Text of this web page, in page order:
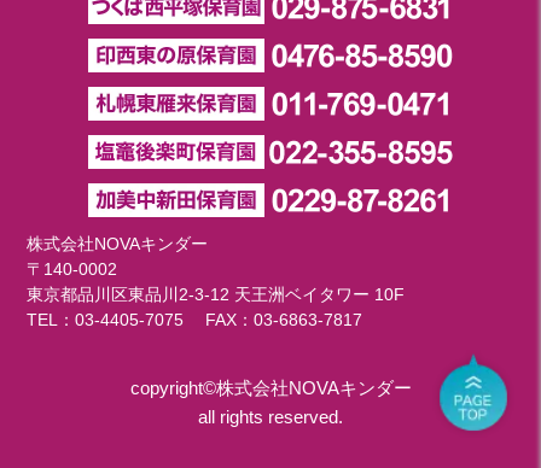
株式会社NOVAキンダー
〒140-0002
東京都品川区東品川2-3-12 天王洲ベイタワー 10F
TEL：03-4405-7075 FAX：03-6863-7817
copyright©株式会社NOVAキンダー
all rights reserved.